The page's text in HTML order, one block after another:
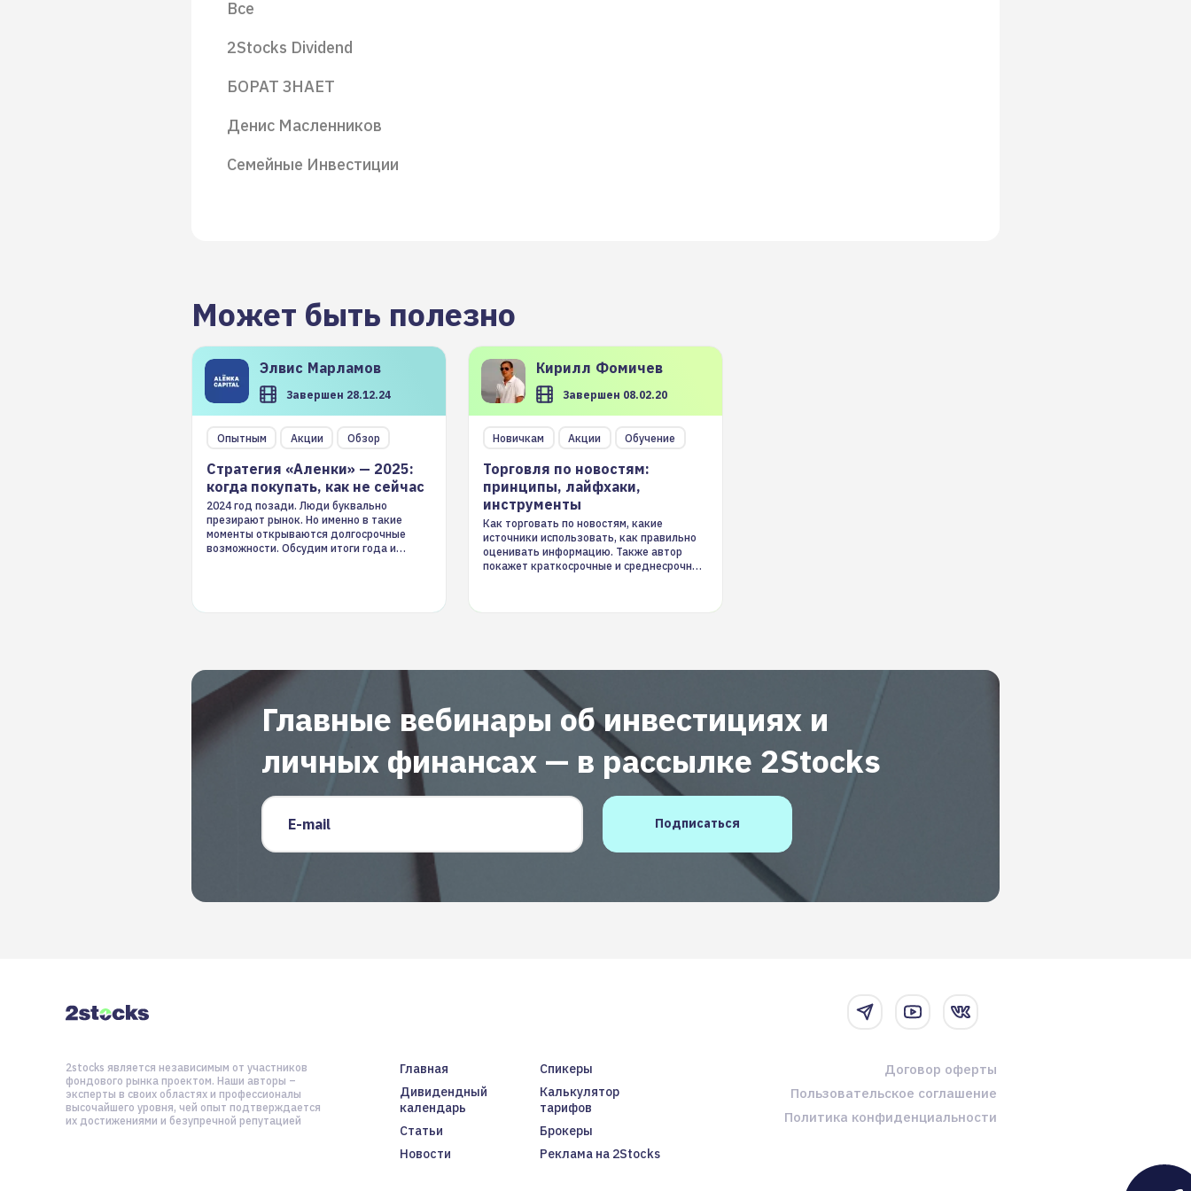
Все
2Stocks Dividend
БОРАТ ЗНАЕТ
Денис Масленников
Семейные Инвестиции
Может быть полезно
Элвис Марламов
Завершен 28.12.24
Опытным Акции Обзор
Стратегия «Аленки» — 2025:
когда покупать, как не сейчас
2024 год позади. Люди буквально
презирают рынок. Но именно в такие
моменты открываются долгосрочные
возможности. Обсудим итоги года и
Кирилл Фомичев
Завершен 08.02.20
Новичкам Акции Обучение
Торговля по новостям:
принципы, лайфхаки,
инструменты
Как торговать по новостям, какие
источники использовать, как правильно
оценивать информацию. Также автор
покажет краткосрочные и среднесрочные
Главные вебинары об инвестициях и
личных финансах — в рассылке 2Stocks
Email
Главная
Спикеры
Дивидендный
календарь
Калькулятор
тарифов
Статьи
Брокеры
Новости
Реклама на 2Stocks
2stocks является независимым от участников
фондового рынка проектом. Наши авторы –
эксперты в своих областях и профессионалы
высочайшего уровня, чей опыт подтверждается
их достижениями и безупречной репутацией
Договор оферты
Пользовательское соглашение
Политика конфиденциальности